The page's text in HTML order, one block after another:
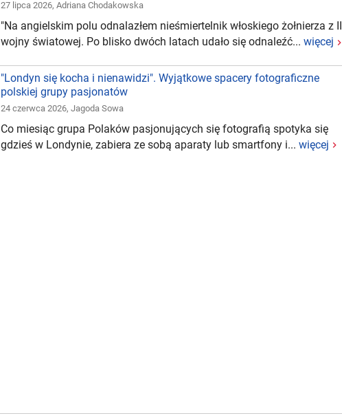
27 lipca 2026, Adriana Chodakowska
"Na angielskim polu odnalazłem nieśmiertelnik włoskiego żołnierza z II
wojny światowej. Po blisko dwóch latach udało się odnaleźć... więcej
"Londyn się kocha i nienawidzi". Wyjątkowe spacery fotograficzne
polskiej grupy pasjonatów
24 czerwca 2026, Jagoda Sowa
Co miesiąc grupa Polaków pasjonujących się fotografią spotyka się
gdzieś w Londynie, zabiera ze sobą aparaty lub smartfony i... więcej